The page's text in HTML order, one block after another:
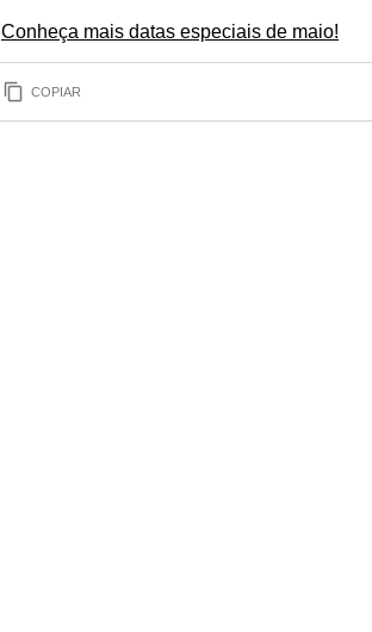
Conheça mais datas especiais de maio!
COPIAR